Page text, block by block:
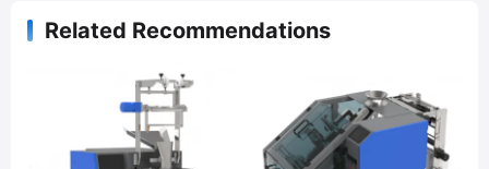
Related Recommendations